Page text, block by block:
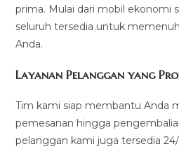
prima. Mulai dari mobil ekonomi
seluruh tersedia untuk
Anda.
Layanan Pelanggan yang
Tim kami siap membantu Anda
pemesanan hingga
pelanggan kami juga tersedia